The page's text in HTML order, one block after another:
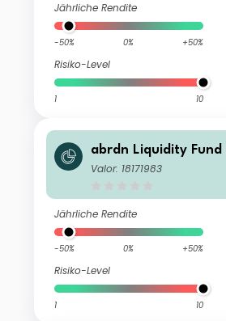
Jährliche Rendite
-50% 0% +50%
Risiko-Level
1 10
abrdn Liquidity Fund
r Fund Z-1 Inc USD
Valor: 18171983
Jährliche Rendite
-50% 0% +50%
Risiko-Level
1 10